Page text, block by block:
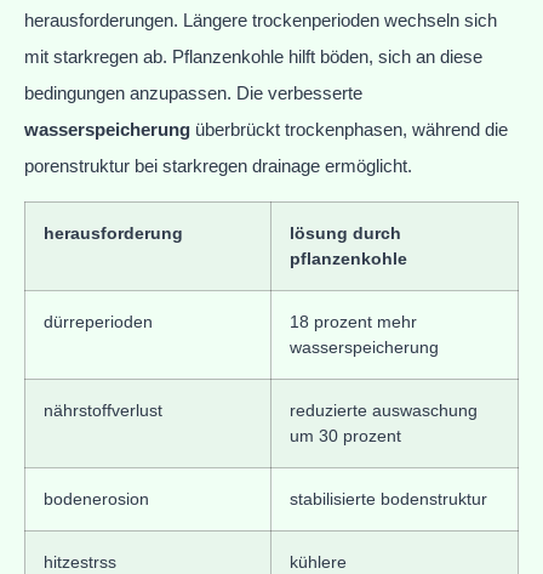
herausforderungen. Längere trockenperioden wechseln sich
mit starkregen ab. Pflanzenkohle hilft böden, sich an diese
bedingungen anzupassen. Die verbesserte
wasserspeicherung überbrückt trockenphasen, während die
porenstruktur bei starkregen drainage ermöglicht.
herausforderung
lösung durch
pflanzenkohle
dürreperioden
18 prozent mehr
wasserspeicherung
nährstoffverlust
reduzierte auswaschung
um 30 prozent
bodenerosion stabilisierte bodenstruktur
hitzestrss
kühlere